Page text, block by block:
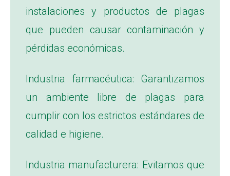
instalaciones y productos de plagas
que pueden causar contaminación y
pérdidas económicas.
Industria farmacéutica: Garantizamos
un ambiente libre de plagas para
cumplir con los estrictos estándares de
calidad e higiene.
Industria manufacturera: Evitamos que